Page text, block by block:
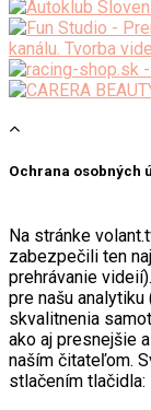
Ochrana osobných
Na stránke
zabezpečili ten
prehrávanie
pre našu
skvalitnenia
ako aj presnejšie
naším čitateľom.
stlačením tlačidla: